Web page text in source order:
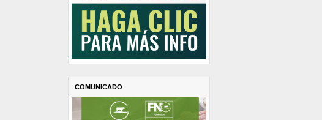
COMUNICADO